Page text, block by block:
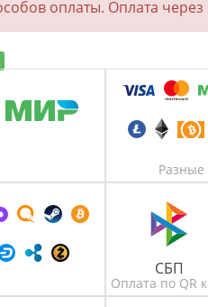
оплаты. Оплата
Разные
СБП
Оплата по QR